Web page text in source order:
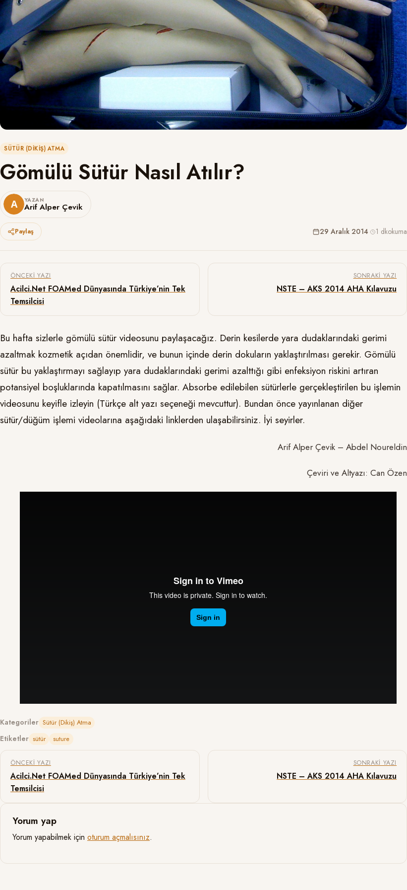
SÜTÜR (DIKIŞ) ATMA
Gömülü Sütür Nasıl Atılır?
YAZAN
Arif Alper Çevik
29 Aralık 2014· 1 dkokuma
Paylaş
Yazı gezinmesi
ÖNCEKI YAZI
Acilci.Net FOAMed Dünyasında Türkiye’nin Tek
Temsilcisi
SONRAKI YAZI
NSTE – AKS 2014 AHA Kılavuzu
Bu hafta sizlerle gömülü sütür videosunu paylaşacağız. Derin kesilerde yara dudaklarındaki gerimi
azaltmak kozmetik açıdan önemlidir, ve bunun içinde derin dokuların yaklaştırılması gerekir. Gömülü
sütür bu yaklaştırmayı sağlayıp yara dudaklarındaki gerimi azalttığı gibi enfeksiyon riskini artıran
potansiyel boşluklarında kapatılmasını sağlar. Absorbe edilebilen sütürlerle gerçekleştirilen bu işlemin
videosunu keyifle izleyin (Türkçe alt yazı seçeneği mevcuttur). Bundan önce yayınlanan diğer
sütür/düğüm işlemi videolarına aşağıdaki linklerden ulaşabilirsiniz. İyi seyirler.
Arif Alper Çevik – Abdel Noureldin
Çeviri ve Altyazı: Can Özen
Kategoriler Sütür (Dikiş) Atma
Etiketler sütür suture
Yazı gezinmesi
ÖNCEKI YAZI
Acilci.Net FOAMed Dünyasında Türkiye’nin Tek
Temsilcisi
SONRAKI YAZI
NSTE – AKS 2014 AHA Kılavuzu
Yorum yap
Yorum yapabilmek için oturum açmalısınız.